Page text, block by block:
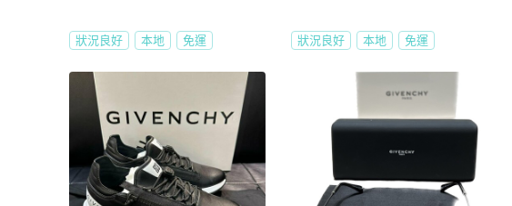
狀況良好 本地 免運 狀況良好 本地 免運